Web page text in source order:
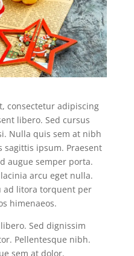
consectetur adipiscing
libero. Sed cursus
Nulla quis sem at nibh
ipsum. Praesent
augue semper porta.
arcu eget nulla.
ad litora torquent per
himenaeos.
Sed dignissim
Pellentesque nibh.
sem at dolor.